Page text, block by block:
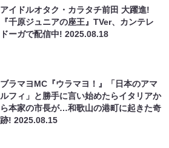
アイドルオタク・カラタチ前田 大躍進!
『千原ジュニアの座王』TVer、カンテレ
ドーガで配信中!2025.08.18
ブラマヨMC『ウラマヨ！』「日本のアマ
ルフィ」と勝手に言い始めたらイタリアか
ら本家の市長が…和歌山の港町に起きた奇
跡!2025.08.15